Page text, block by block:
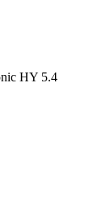
HY 5.4